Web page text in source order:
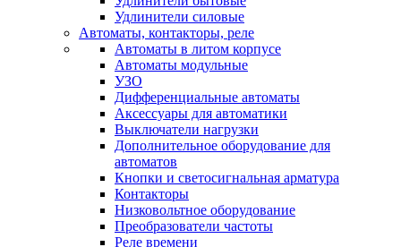
Удлинители силовые
Автоматы, контакторы, реле
Автоматы в литом корпусе
Автоматы модульные
УЗО
Дифференциальные автоматы
Аксессуары для автоматики
Выключатели нагрузки
Дополнительное оборудование для
автоматов
Кнопки и светосигнальная арматура
Контакторы
Низковольтное оборудование
Преобразователи частоты
Реле времени